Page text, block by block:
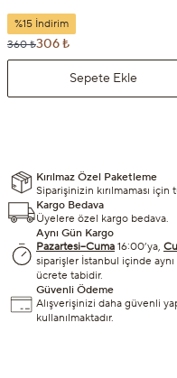
%15 İndirim
360 ₺306 ₺
Sepete Ekle
Kırılmaz Özel Paketleme
Siparişinizin kırılmaması
Kargo Bedava
Üyelere özel kargo bedava.
Aynı Gün Kargo
Pazartesi–Cuma 16:00’ya,
siparişler İstanbul içinde
ücrete tabidir.
Güvenli Ödeme
Alışverişinizi daha güvenli
kullanılmaktadır.